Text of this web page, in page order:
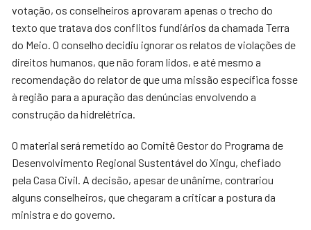
votação, os conselheiros aprovaram apenas o trecho do
texto que tratava dos conflitos fundiários da chamada Terra
do Meio. O conselho decidiu ignorar os relatos de violações de
direitos humanos, que não foram lidos, e até mesmo a
recomendação do relator de que uma missão específica fosse
à região para a apuração das denúncias envolvendo a
construção da hidrelétrica.
O material será remetido ao Comitê Gestor do Programa de
Desenvolvimento Regional Sustentável do Xingu, chefiado
pela Casa Civil. A decisão, apesar de unânime, contrariou
alguns conselheiros, que chegaram a criticar a postura da
ministra e do governo.